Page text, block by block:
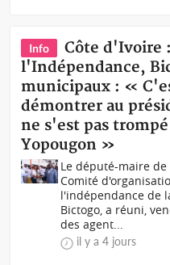
Info
Côte d'Ivoire
l'Indépendance,
municipaux : «
démontrer au
ne s'est pas
Yopougon »
Le député-maire
Comité
l'indépendance de
Bictogo, a réuni,
des agent...
il y a 4 jours